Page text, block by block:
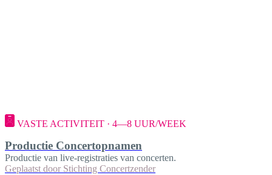
VASTE ACTIVITEIT · 4—8 UUR/WEEK
Productie Concertopnamen
Productie van live-registraties van concerten.
Geplaatst door Stichting Concertzender